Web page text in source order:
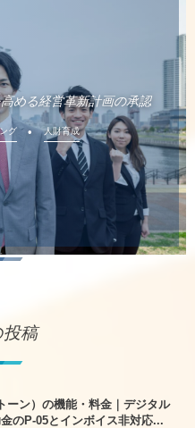
める経営革新計画の承認
グ 人財育成
投稿
ーン）の機能・料金｜デジタル
のP-05とインボイス非対応...